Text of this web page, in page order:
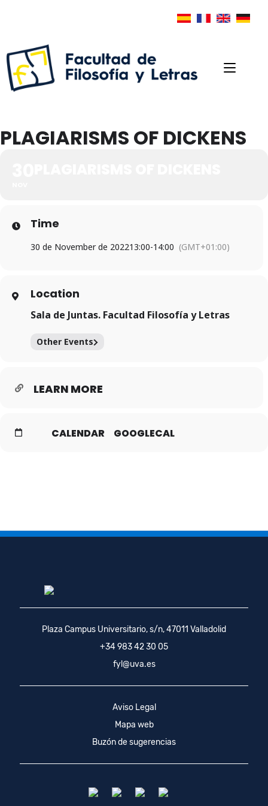
PLAGIARISMS OF DICKENS
Time
30 de November de 202213:00-14:00 (GMT+01:00)
Location
Sala de Juntas. Facultad Filosofía y Letras
Other Events
LEARN MORE
CALENDAR GOOGLECAL
Plaza Campus Universitario, s/n, 47011 Valladolid
+34 983 42 30 05
fyl@uva.es
Aviso Legal
Mapa web
Buzón de sugerencias